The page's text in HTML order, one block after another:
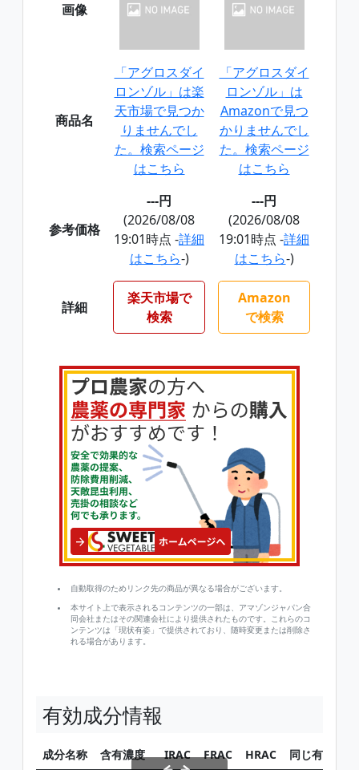
画像
商品名
「アグロスダイ
ロンゾル」は楽
天市場で見つか
りませんでし
た。検索ページ
はこちら
「アグロスダイ
ロンゾル」は
Amazonで見つ
かりませんでし
た。検索ページ
はこちら
参考価格
---円
(2026/08/08
19:01時点 -詳細
はこちら-)
---円
(2026/08/08
19:01時点 -詳細
はこちら-)
詳細
楽天市場で
検索
Amazon
で検索
自動取得のためリンク先の商品が異なる場合がございます。
本サイト上で表示されるコンテンツの一部は、アマゾンジャパン合
同会社またはその関連会社により提供されたものです。これらのコ
ンテンツは「現状有姿」で提供されており、随時変更または削除さ
れる場合があります。
有効成分情報
成分名称 含有濃度 IRAC FRAC HRAC 同じ有効成